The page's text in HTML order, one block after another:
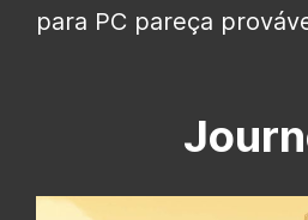
para PC pareça